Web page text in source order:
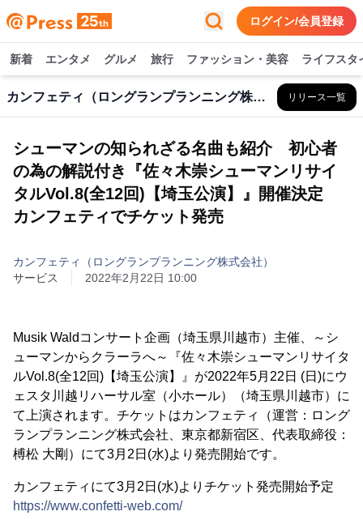
ログイン/会員登録
新着 エンタメ グルメ 旅行 ファッション・美容 ライフスタ
カンフェティ（ロングランプランニング株式会社） リリース一覧
シューマンの知られざる名曲も紹介 初心者
の為の解説付き『佐々木崇シューマンリサイ
タルVol.8(全12回)【埼玉公演】』開催決定
カンフェティでチケット発売
カンフェティ（ロングランプランニング株式会社）
サービス
2022年2月22日 10:00
Musik Waldコンサート企画（埼玉県川越市）主催、～シ
ューマンからクラーラへ～『佐々木崇シューマンリサイタ
ルVol.8(全12回)【埼玉公演】』が2022年5月22日 (日)にウ
ェスタ川越リハーサル室（小ホール）（埼玉県川越市）に
て上演されます。チケットはカンフェティ（運営：ロング
ランプランニング株式会社、東京都新宿区、代表取締役：
榑松 大剛）にて3月2日(水)より発売開始です。
カンフェティにて3月2日(水)よりチケット発売開始予定
https://www.confetti-web.com/